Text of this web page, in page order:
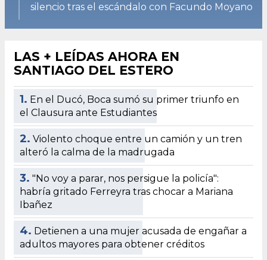
silencio tras el escándalo con Facundo Moyano
LAS + LEÍDAS AHORA EN
SANTIAGO DEL ESTERO
1. En el Ducó, Boca sumó su primer triunfo en
el Clausura ante Estudiantes
2. Violento choque entre un camión y un tren
alteró la calma de la madrugada
3. "No voy a parar, nos persigue la policía":
habría gritado Ferreyra tras chocar a Mariana
Ibañez
4. Detienen a una mujer acusada de engañar a
adultos mayores para obtener créditos